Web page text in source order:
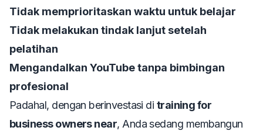
Tidak memprioritaskan waktu untuk belajar
Tidak melakukan tindak lanjut setelah
pelatihan
Mengandalkan YouTube tanpa bimbingan
profesional
Padahal, dengan berinvestasi di training for
business owners near, Anda sedang membangun